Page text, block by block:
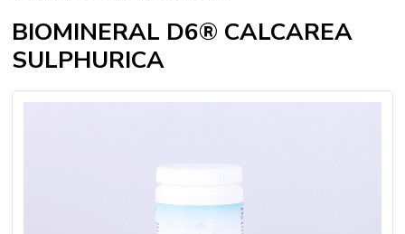
BIOMINERAL D6® CALCAREA
SULPHURICA